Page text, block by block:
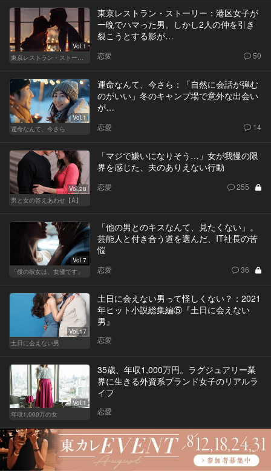
Vol.1
東京レストラン・ストーリー：港区女子が
一晩でハマった男。しかし2人の仲を引き
裂こうとする影が…
恋愛 50
Vol.1
運命なんて、今さら
運命なんて、今さら：「自然に会話が弾む
のがいい」冬のキャンプ場で意外な出会い
が…
恋愛 14
Vol.28
男と女の答えあわせ【A】
「マジで嫌いになりそう…」女が我慢の限
界を感じた、夫のありえない行動
恋愛 255
Vol.7
「僕の彼女は、女優です」
「他の男とのキスなんて、見たくない」。
芸能人と付き合う道を選んだ、IT社長の苦
悩
恋愛 36
Vol.17
土日に会えない男
土日に会えない男って怪しくない？：2021
年ヒット小説総集編⑤『土日に会えない
男』
恋愛
Vol.1
年収1,000万の女
35歳、年収1,000万円。ラグジュアリー業
界に生きる外資系ブランド女子のリアルラ
イフ
恋愛
2019年ヒット小説総集編：「ブラックタワ
ー」